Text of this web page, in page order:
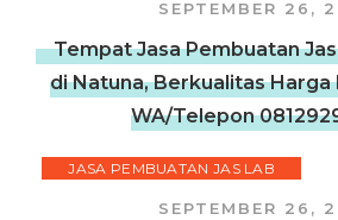
SEPTEMBER 26,
Tempat Jasa Pembuatan
di Natuna, Berkualitas Harga
WA/Telepon
JASA PEMBUATAN JAS LAB
SEPTEMBER 26,